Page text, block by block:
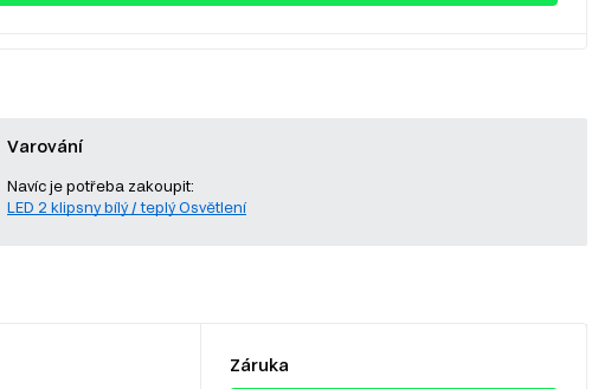
Varování
Navíc je potřeba zakoupit:
LED 2 klipsny bílý / teplý Osvětlení
Záruka